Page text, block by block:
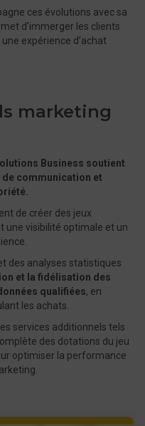
ces évolutions avec sa
d’immerger les clients
expérience d’achat
marketing
Business soutient
communication et
de créer des jeux
une visibilité optimale et un
des analyses statistiques
et la fidélisation des
qualifiées, en
les achats.
services additionnels tels
des dotations du jeu
optimiser la performance